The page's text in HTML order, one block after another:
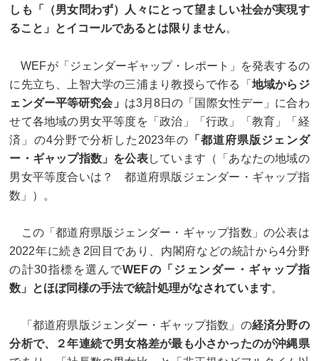
しも「（男女問わず）人々にとって望ましい社会が実現す
ること」とイコールであるとは限りません。
WEFが「ジェンダーギャップ・レポート」を発表するの
に先立ち、上智大学の三浦まり教授らで作る「 地域からジ
ェンダー平等研究会」 は3月8日の「国際女性デー」に合わ
せて各地域の男女平等度を「政治」「行政」「教育」「経
済」の4分野で分析した2023年の 「都道府県版ジェンダ
ー・ギャップ指数」を公表しています（「あなたの地域の
男女平等度合いは？ 都道府県版ジェンダー・ギャップ指
数」）。
この「都道府県版ジェンダー・ギャップ指数」の公表は
2022年に続き2回目であり、内閣府などの統計から4分野
の計30指標を選んでWEFの「ジェンダー・ギャップ指
数」とほぼ同様の手法で統計処理がなされています。
「都道府県版ジェンダー・ギャップ指数」の経済分野の
分析で、２年連続で男女格差が最も小さかったのが沖縄県